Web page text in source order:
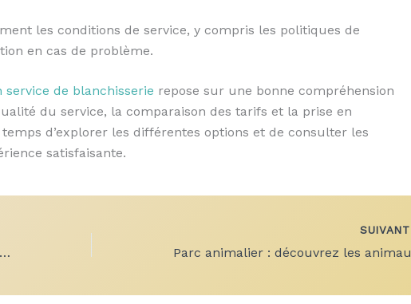
les conditions de service, y compris les politiques de
en cas de problème.
de blanchisserie repose sur une bonne compréhension
du service, la comparaison des tarifs et la prise en
d’explorer les différentes options et de consulter les
satisfaisante.
Bistrot : l’art de déguster des saveurs authentiques
SUIVANT